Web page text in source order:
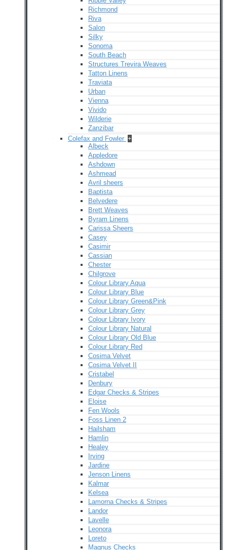
Richmond
Riva
Salon
Silky
Sonoma
South Beach
Structures Trevira Weaves
Tatton Linens
Traviata
Urban
Vienna
Vivido
Wilderie
Zanzibar
Colefax and Fowler +
Albeck
Appledore
Ashdown
Ashmead
Avril sheers
Baptista
Belvedere
Brett Weaves
Byram Linens
Carissa Sheers
Casey
Casimir
Cassian
Chester
Chilgrove
Colour Library Aqua
Colour Library Blue
Colour Library Green&Pink
Colour Library Grey
Colour Library Ivory
Colour Library Natural
Colour Library Old Blue
Colour Library Red
Cosima Velvet
Cosima Velvet II
Cristabel
Denbury
Edgar Checks & Stripes
Eloise
Fen Wools
Foss Linen 2
Hailsham
Hamlin
Healey
Irving
Jardine
Jenson Linens
Kalmar
Kelsea
Lamorna Checks & Stripes
Landor
Lavelle
Leonora
Loreto
Magnus Checks